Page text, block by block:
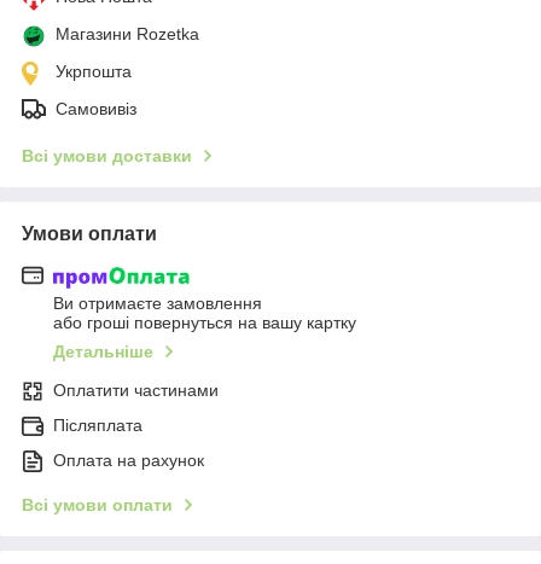
Магазини Rozetka
Укрпошта
Самовивіз
Всі умови доставки
Умови оплати
Ви отримаєте замовлення
або гроші повернуться на вашу картку
Детальніше
Оплатити частинами
Післяплата
Оплата на рахунок
Всі умови оплати